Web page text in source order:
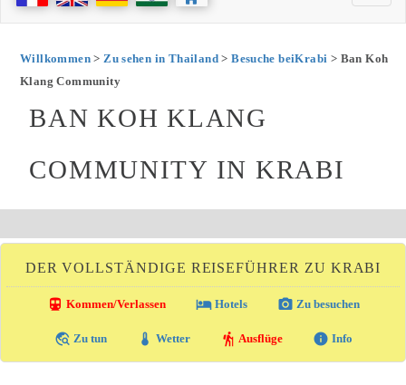
Willkommen>Zu sehen in Thailand>Besuche beiKrabi > Ban Koh
Klang Community
BAN KOH KLANG
COMMUNITY IN KRABI
DER VOLLSTÄNDIGE REISEFÜHRER ZU KRABI
directions_transit Kommen/Verlassen local_hotelHotels photo_camera Zu besuchen
travel_explore Zu tun thermostat Wetter hiking Ausflüge info Info